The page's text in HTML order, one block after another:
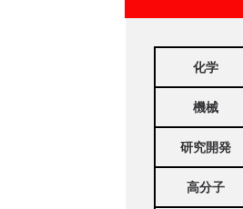
化学
機械
研究開発
高分子